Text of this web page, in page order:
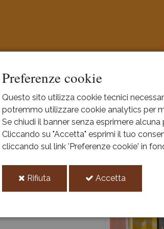
Preferenze cookie
Questo sito utilizza cookie tecnici
potremmo utilizzare cookie analytics per
Se chiudi il banner senza esprimere
Cliccando su "Accetta" esprimi il tuo
cliccando sul link 'Preferenze cookie' in
Rifiuta Accetta
Sala